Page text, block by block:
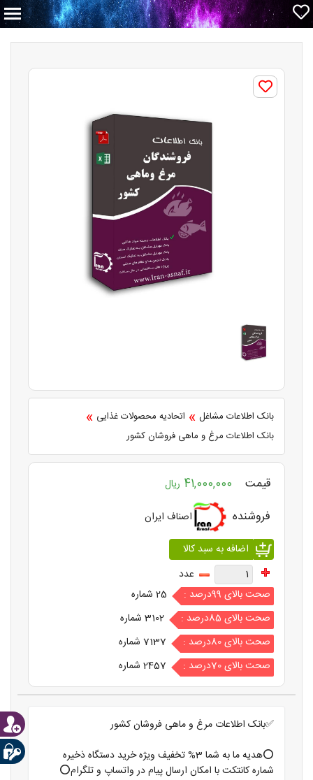
بانک اطلاعات مشاغل » اتحادیه محصولات غذایی »
بانک اطلاعات مرغ و ماهی فروشان کشور
قیمت 41,000,000 ریال
فروشنده اصناف ایران
عدد
صحت بالای 99درصد :
25 شماره
صحت بالای 85درصد :
3102 شماره
صحت بالای 80درصد :
7137 شماره
صحت بالای 70درصد :
2457 شماره
✅بانک اطلاعات مرغ و ماهی فروشان کشور
⭕️هدیه ما به شما 3% تخفیف ویژه خرید دستگاه ذخیره
شماره کانتکت با امکان ارسال پیام در واتساپ و تلگرام⭕️